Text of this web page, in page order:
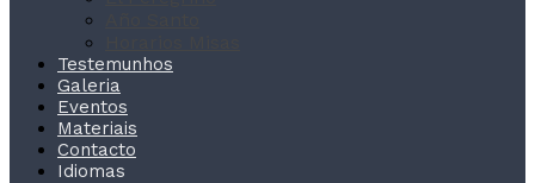
Testemunhos
Galeria
Eventos
Materiais
Contacto
Idiomas